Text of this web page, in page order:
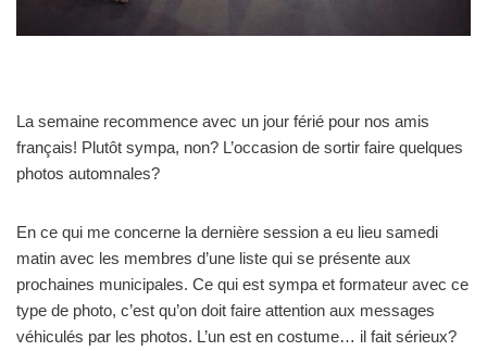
La semaine recommence avec un jour férié pour nos amis
français! Plutôt sympa, non? L’occasion de sortir faire quelques
photos automnales?
En ce qui me concerne la dernière session a eu lieu samedi
matin avec les membres d’une liste qui se présente aux
prochaines municipales. Ce qui est sympa et formateur avec ce
type de photo, c’est qu’on doit faire attention aux messages
véhiculés par les photos. L’un est en costume… il fait sérieux?